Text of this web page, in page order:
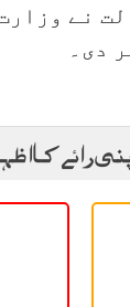
نے
دی۔
رائے کا